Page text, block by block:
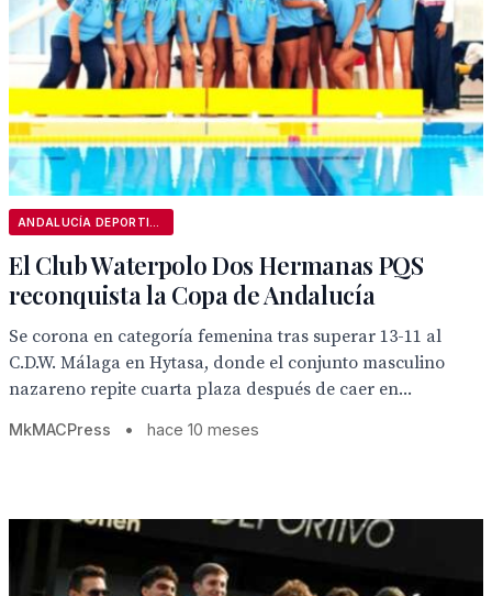
El Club Waterpolo Dos Hermanas PQS
reconquista la Copa de Andalucía
Se corona en categoría femenina tras superar 13-11 al
C.D.W. Málaga en Hytasa, donde el conjunto masculino
nazareno repite cuarta plaza después de caer en...
MkMACPress • hace 10 meses